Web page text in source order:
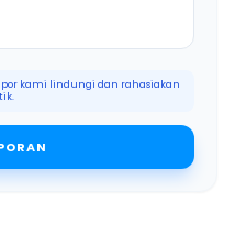
kami lindungi dan rahasiakan